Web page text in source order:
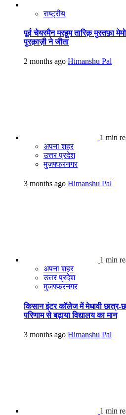
राष्ट्रीय
पूर्व चेयरमैन मरहूम तारिक़ मुस्तफ़ा
पुरक़ाज़ी ने जीता
2 months ago Himanshu Pal
1 min
अपना शहर
उत्तर प्रदेश
मुजफ्फरनगर
3 months ago Himanshu Pal
1 min
अपना शहर
उत्तर प्रदेश
मुजफ्फरनगर
किसान इंटर कॉलेज में मेधावी छात्र-
परिणाम से बढ़ाया विद्यालय का मान
3 months ago Himanshu Pal
1 min